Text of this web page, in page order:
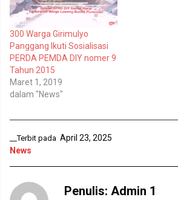
k
a
d
i
j
e
n
d
e
l
a
y
a
b
r
b
u
a
d
i
j
e
e
l
n
b
)
300 Warga Girimulyo
Panggang Ikuti Sosialisasi
PERDA PEMDA DIY nomer 9
Tahun 2015
Maret 1, 2019
dalam "News"
__Terbit pada April 23, 2025
News
Penulis: Admin 1